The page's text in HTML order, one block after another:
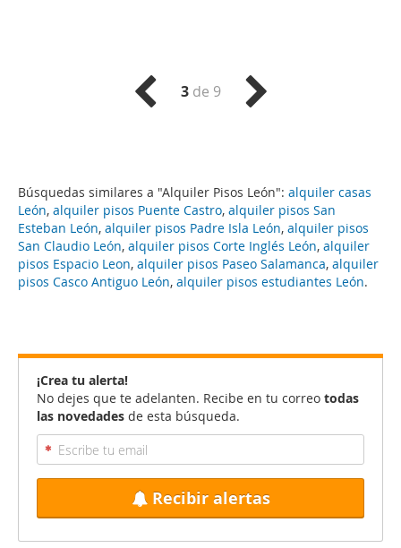
Búsquedas similares a "Alquiler Pisos León": alquiler casas
León, alquiler pisos Puente Castro, alquiler pisos San
Esteban León, alquiler pisos Padre Isla León, alquiler pisos
San Claudio León, alquiler pisos Corte Inglés León, alquiler
pisos Espacio Leon, alquiler pisos Paseo Salamanca, alquiler
pisos Casco Antiguo León, alquiler pisos estudiantes León.
3de 9
¡Crea tu alerta!
No dejes que te adelanten. Recibe en tu correo todas
las novedades de esta búsqueda.
Recibir alertas